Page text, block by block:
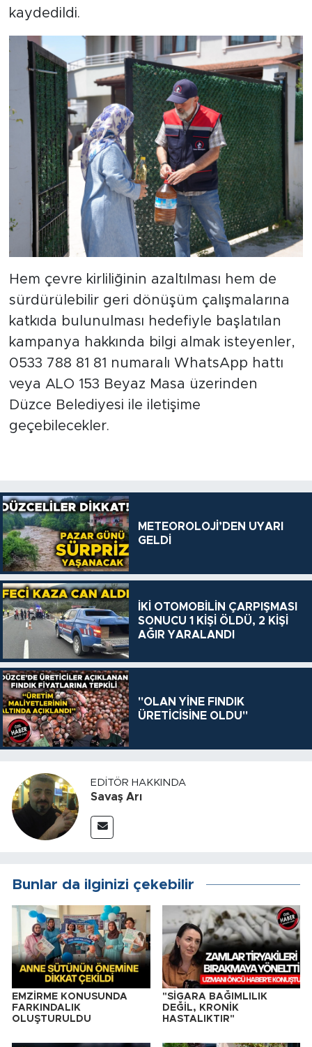
kaydedildi.
Hem çevre kirliliğinin azaltılması hem de
sürdürülebilir geri dönüşüm çalışmalarına
katkıda bulunulması hedefiyle başlatılan
kampanya hakkında bilgi almak isteyenler,
0533 788 81 81 numaralı WhatsApp hattı
veya ALO 153 Beyaz Masa üzerinden
Düzce Belediyesi ile iletişime
geçebilecekler.
METEOROLOJİ’DEN UYARI
GELDİ
İKİ OTOMOBİLİN ÇARPIŞMASI
SONUCU 1 KİŞİ ÖLDÜ, 2 KİŞİ
AĞIR YARALANDI
"OLAN YİNE FINDIK
ÜRETİCİSİNE OLDU"
EDITÖR HAKKINDA
Savaş Arı
Bunlar da ilginizi çekebilir
EMZİRME KONUSUNDA
FARKINDALIK
OLUŞTURULDU
"SİGARA BAĞIMLILIK
DEĞİL, KRONİK
HASTALIKTIR"